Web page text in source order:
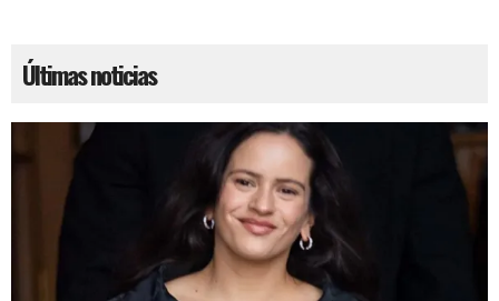
Últimas noticias